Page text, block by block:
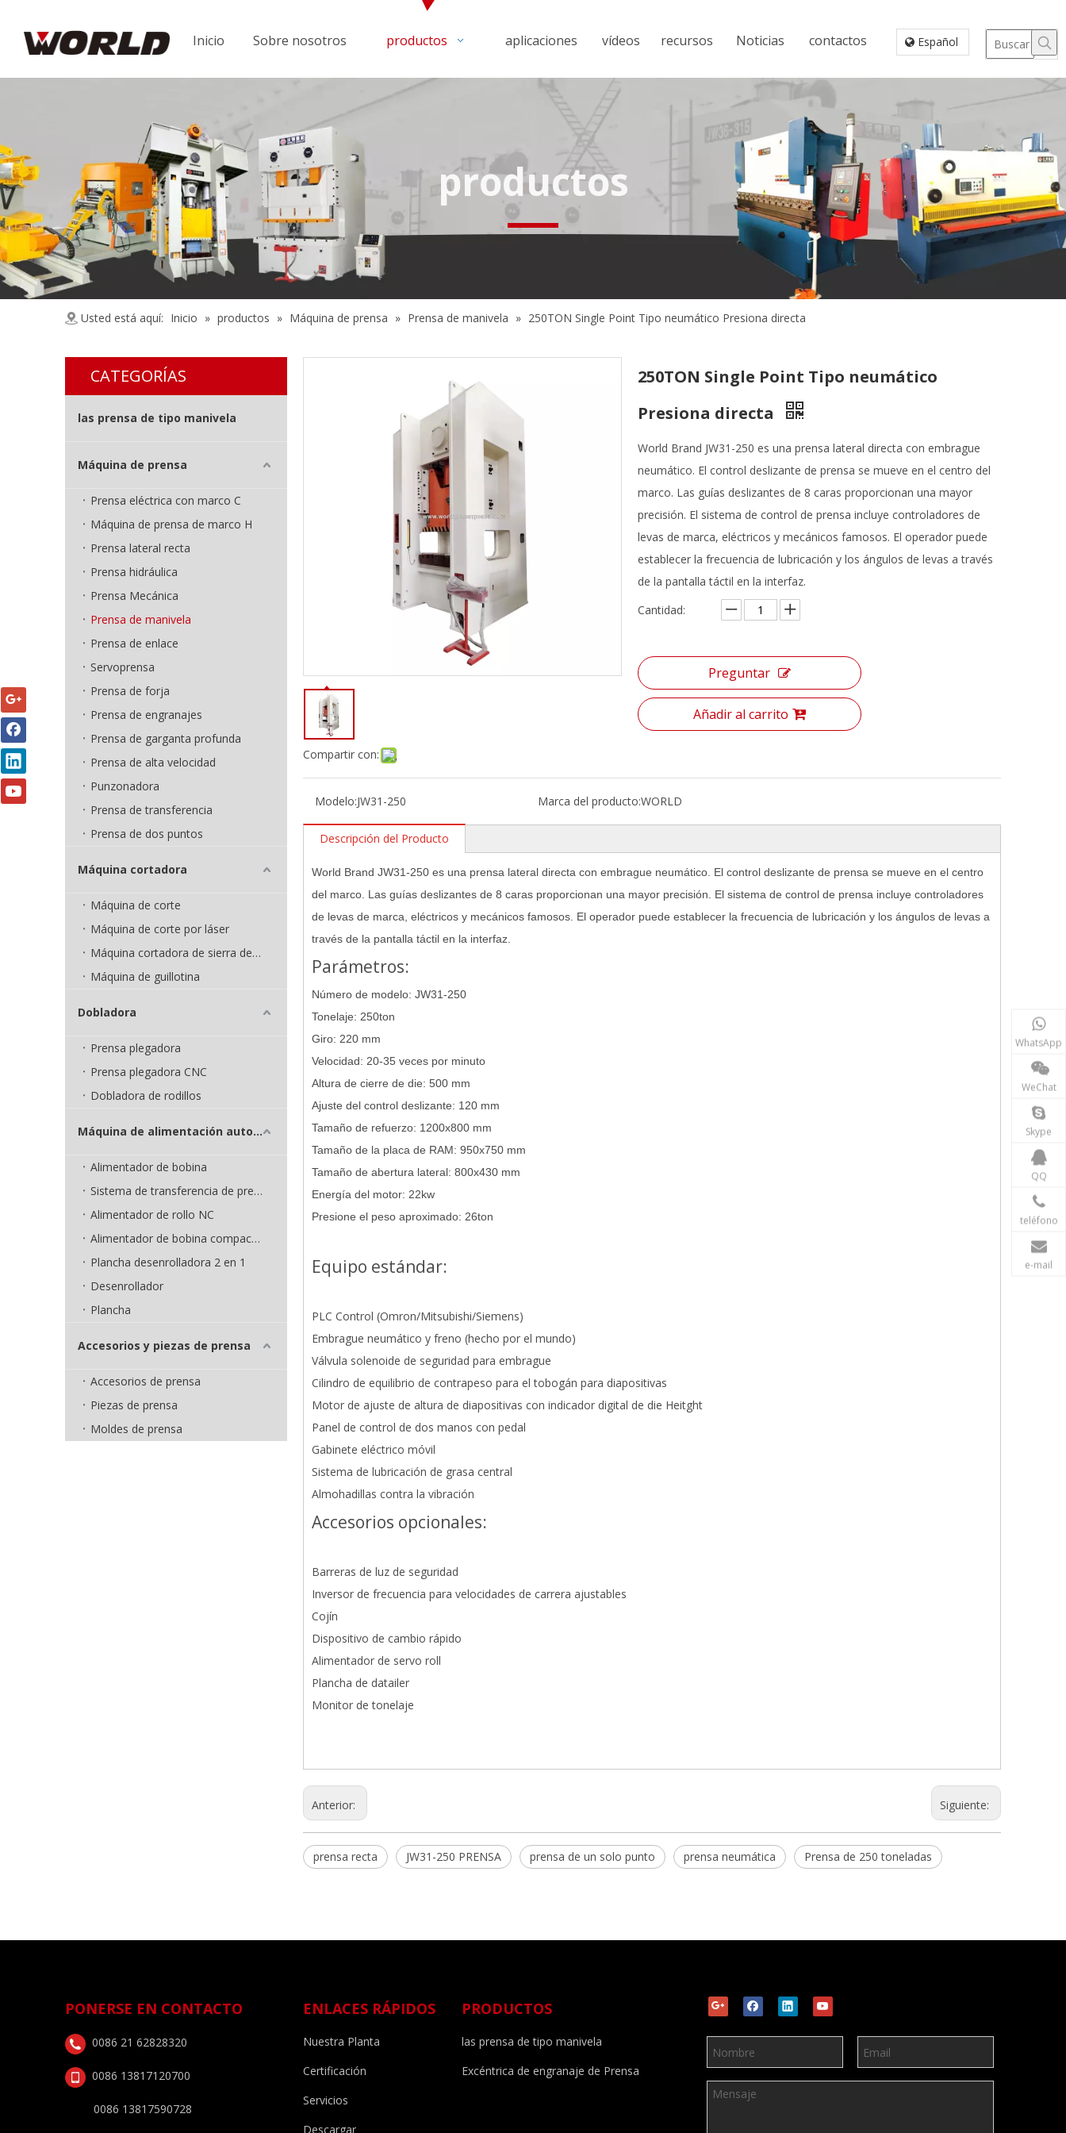
Inicio Sobre nosotros productos aplicaciones vídeos recursos Noticias contactos Español
productos
Usted está aquí: Inicio » productos » Máquina de prensa » Prensa de manivela » 250TON Single Point Tipo neumático Presiona directa
CATEGORÍAS
las prensa de tipo manivela
Máquina de prensa
Prensa eléctrica con marco C
Máquina de prensa de marco H
Prensa lateral recta
Prensa hidráulica
Prensa Mecánica
Prensa de manivela
Prensa de enlace
Servoprensa
Prensa de forja
Prensa de engranajes
Prensa de garganta profunda
Prensa de alta velocidad
Punzonadora
Prensa de transferencia
Prensa de dos puntos
Máquina cortadora
Máquina de corte
Máquina de corte por láser
Máquina cortadora de sierra de cinta
Máquina de guillotina
Dobladora
Prensa plegadora
Prensa plegadora CNC
Dobladora de rodillos
Máquina de alimentación automática
Alimentador de bobina
Sistema de transferencia de prensa
Alimentador de rollo NC
Alimentador de bobina compacto 3 en 1
Plancha desenrolladora 2 en 1
Desenrollador
Plancha
Accesorios y piezas de prensa
Accesorios de prensa
Piezas de prensa
Moldes de prensa
Compartir con:
250TON Single Point Tipo neumático
Presiona directa
World Brand JW31-250 es una prensa lateral directa con embrague
neumático. El control deslizante de prensa se mueve en el centro del
marco. Las guías deslizantes de 8 caras proporcionan una mayor
precisión. El sistema de control de prensa incluye controladores de
levas de marca, eléctricos y mecánicos famosos. El operador puede
establecer la frecuencia de lubricación y los ángulos de levas a través
de la pantalla táctil en la interfaz.
Cantidad:
Preguntar
Añadir al carrito
Modelo:JW31-250 Marca del producto:WORLD
Descripción del Producto
World Brand JW31-250 es una prensa lateral directa con embrague neumático. El control deslizante de prensa se mueve en el centro
del marco. Las guías deslizantes de 8 caras proporcionan una mayor precisión. El sistema de control de prensa incluye controladores
de levas de marca, eléctricos y mecánicos famosos. El operador puede establecer la frecuencia de lubricación y los ángulos de levas a
través de la pantalla táctil en la interfaz.
Parámetros:
Número de modelo: JW31-250
Tonelaje: 250ton
Giro: 220 mm
Velocidad: 20-35 veces por minuto
Altura de cierre de die: 500 mm
Ajuste del control deslizante: 120 mm
Tamaño de refuerzo: 1200x800 mm
Tamaño de la placa de RAM: 950x750 mm
Tamaño de abertura lateral: 800x430 mm
Energía del motor: 22kw
Presione el peso aproximado: 26ton
Equipo estándar:
PLC Control (Omron/Mitsubishi/Siemens)
Embrague neumático y freno (hecho por el mundo)
Válvula solenoide de seguridad para embrague
Cilindro de equilibrio de contrapeso para el tobogán para diapositivas
Motor de ajuste de altura de diapositivas con indicador digital de die Heitght
Panel de control de dos manos con pedal
Gabinete eléctrico móvil
Sistema de lubricación de grasa central
Almohadillas contra la vibración
Accesorios opcionales:
Barreras de luz de seguridad
Inversor de frecuencia para velocidades de carrera ajustables
Cojín
Dispositivo de cambio rápido
Alimentador de servo roll
Plancha de datailer
Monitor de tonelaje
Anterior: Siguiente:
prensa recta JW31-250 PRENSA prensa de un solo punto prensa neumática Prensa de 250 toneladas
WhatsApp
WeChat
Skype
QQ
teléfono
e-mail
PONERSE EN CONTACTO
0086 21 62828320
0086 13817120700
0086 13817590728
ENLACES RÁPIDOS
Nuestra Planta
Certificación
Servicios
Descargar
PRODUCTOS
las prensa de tipo manivela
Excéntrica de engranaje de Prensa